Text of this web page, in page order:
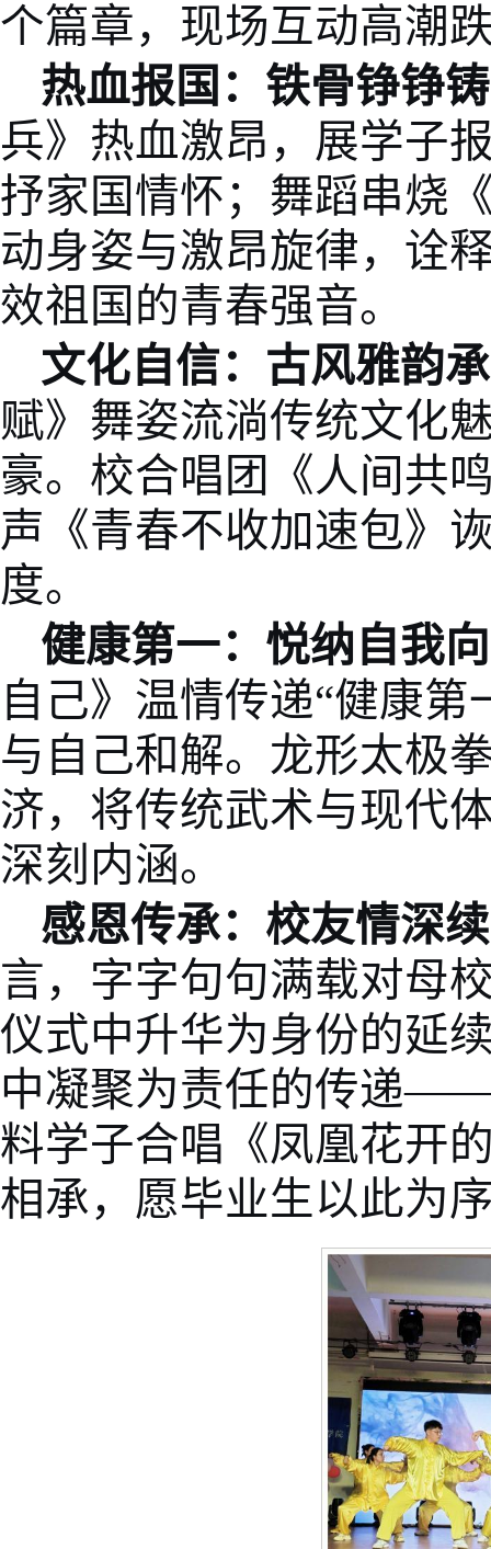
个篇章，现场互动高潮
热血报国：铁骨铮铮
兵》热血激昂，展学子
抒家国情怀；舞蹈串烧
动身姿与激昂旋律，诠
效祖国的青春强音。
文化自信：古风雅韵
赋》舞姿流淌传统文化
豪。校合唱团《人间共
声《青春不收加速包》
度。
健康第一：悦纳自我
自己》温情传递“健康
与自己和解。龙形太极
济，将传统武术与现代
深刻内涵。
感恩传承：校友情深
言，字字句句满载对母
仪式中升华为身份的延
中凝聚为责任的传递
料学子合唱《凤凰花开
相承，愿毕业生以此为